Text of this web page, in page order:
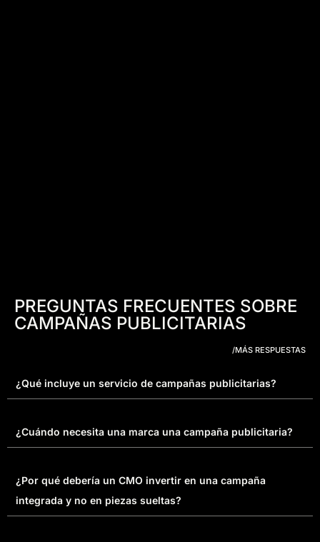
PREGUNTAS FRECUENTES SOBRE
CAMPAÑAS PUBLICITARIAS
/MÁS RESPUESTAS
¿Qué incluye un servicio de campañas publicitarias?
¿Cuándo necesita una marca una campaña publicitaria?
¿Por qué debería un CMO invertir en una campaña
integrada y no en piezas sueltas?